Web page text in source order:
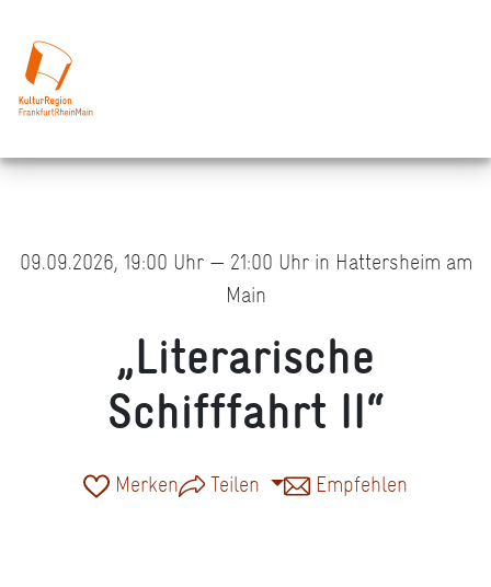
09.09.2026, 19:00 Uhr — 21:00 Uhr in Hattersheim am
Main
„Literarische
Schifffahrt II“
Merken Teilen Empfehlen